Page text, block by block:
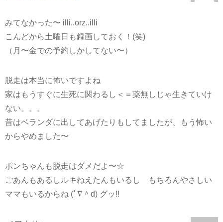
みてなかった〜 illi..orz..illi
こんどから土曜日も録画しておく！(笑)
（月〜金での予約しかしてない〜）
脱走は本当に怖いですよね
家はもうすぐに生死に関わるし＜＝薬無しじゃ生きていけ
ない。。。
昔はベランダに出してあげたりもしてましたが、もう怖い
からやめました〜
ポンちゃんも脱走はダメだよ〜☆
ごあんもあるしルキねえたんもいるし もちろんやさしい
ママもいるからね (ﾟ∇＾d) グッ!!